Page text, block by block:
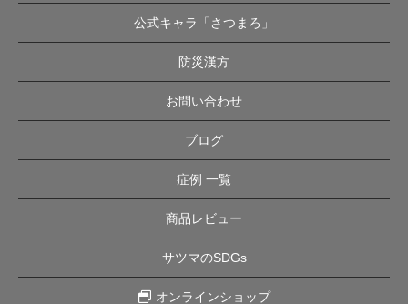
公式キャラ「さつまろ」
防災漢方
お問い合わせ
ブログ
症例 一覧
商品レビュー
サツマのSDGs
オンラインショップ